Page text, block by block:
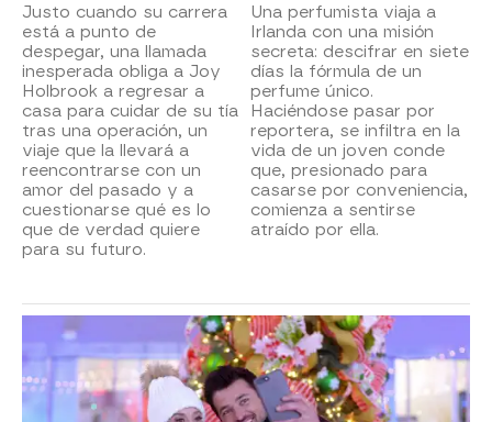
Justo cuando su carrera
está a punto de
despegar, una llamada
inesperada obliga a Joy
Holbrook a regresar a
casa para cuidar de su tía
tras una operación, un
viaje que la llevará a
reencontrarse con un
amor del pasado y a
cuestionarse qué es lo
que de verdad quiere
para su futuro.
Una perfumista viaja a
Irlanda con una misión
secreta: descifrar en siete
días la fórmula de un
perfume único.
Haciéndose pasar por
reportera, se infiltra en la
vida de un joven conde
que, presionado para
casarse por conveniencia,
comienza a sentirse
atraído por ella.